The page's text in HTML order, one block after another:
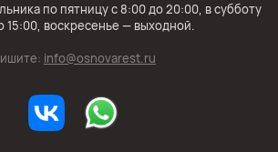
по пятницу с 8:00 до 20:00, в субботу
15:00, воскресенье — выходной.
info@osnovarest.ru